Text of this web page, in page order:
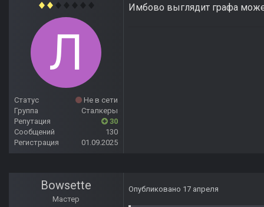
Статус
Не в сети
Группа
Сталкеры
Репутация
30
Сообщений
130
Регистрация
01.09.2025
Имбово выглядит графа
Bowsette
Мастер
Опубликовано 17 апреля